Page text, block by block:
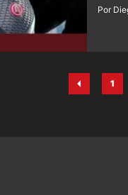
Por
1